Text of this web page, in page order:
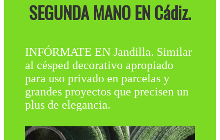
SEGUNDA MANO EN Cádiz.
INFÓRMATE EN Jandilla. Similar
al césped decorativo apropiado
para uso privado en parcelas y
grandes proyectos que precisen un
plus de elegancia.